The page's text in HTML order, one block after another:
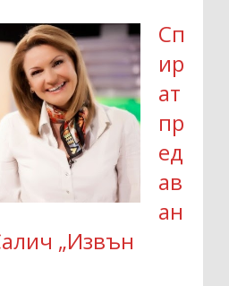
Сп
ир
ат
пр
ед
ав
ан
„Извън